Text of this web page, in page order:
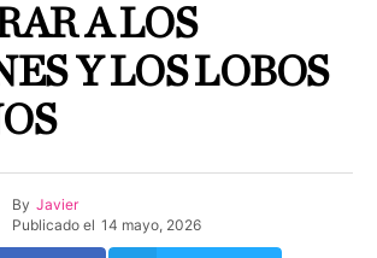
A LOS
Y LOS LOBOS
By Javier
Publicado el 14 mayo, 2026